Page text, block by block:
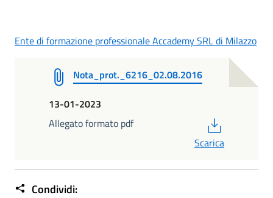
Ente di formazione professionale Accademy SRL di Milazzo
Nota_prot._6216_02.08.2016
13-01-2023
Allegato formato pdf
Scarica
Condividi: